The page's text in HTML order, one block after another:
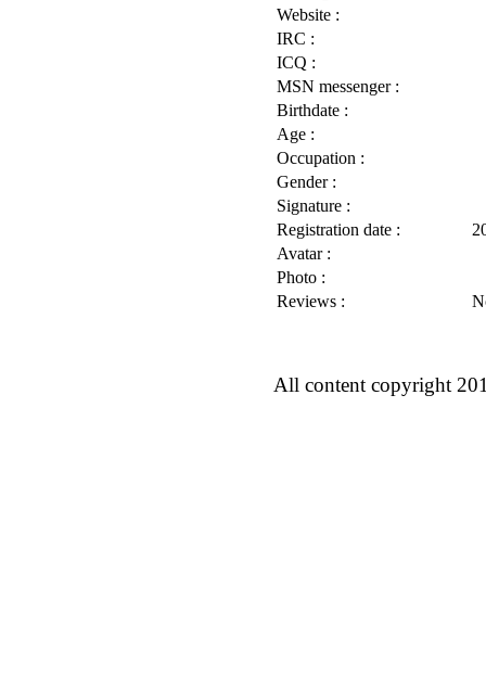
Website :
IRC :
ICQ :
MSN messenger :
Birthdate :
Age :
Occupation :
Gender :
Signature :
Registration date :
Avatar :
Photo :
Reviews :
All content copyright